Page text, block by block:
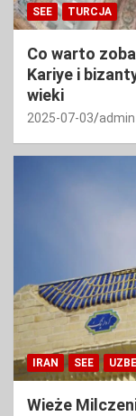
SEE TURCJA
Co warto
Kariye i
wieki
2025-07-03 admin
IRAN SEE
Wieże